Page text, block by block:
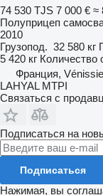
74 530 TJS 7 000 € ≈
Полуприцеп
2010
Грузопод. 32 580 кг
5 420 кг Количество
Франция,
LAHYAL MTPI
Связаться с
Подписаться на
Подписаться
Нажимая, вы